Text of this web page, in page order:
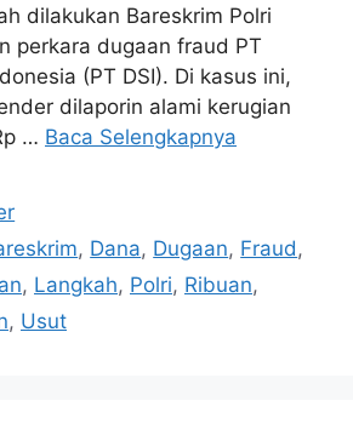
dilakukan Bareskrim Polri
perkara dugaan fraud PT
(PT DSI). Di kasus ini,
dilaporin alami kerugian
… Baca Selengkapnya
, Dana, Dugaan, Fraud,
, Langkah, Polri, Ribuan,
, Usut